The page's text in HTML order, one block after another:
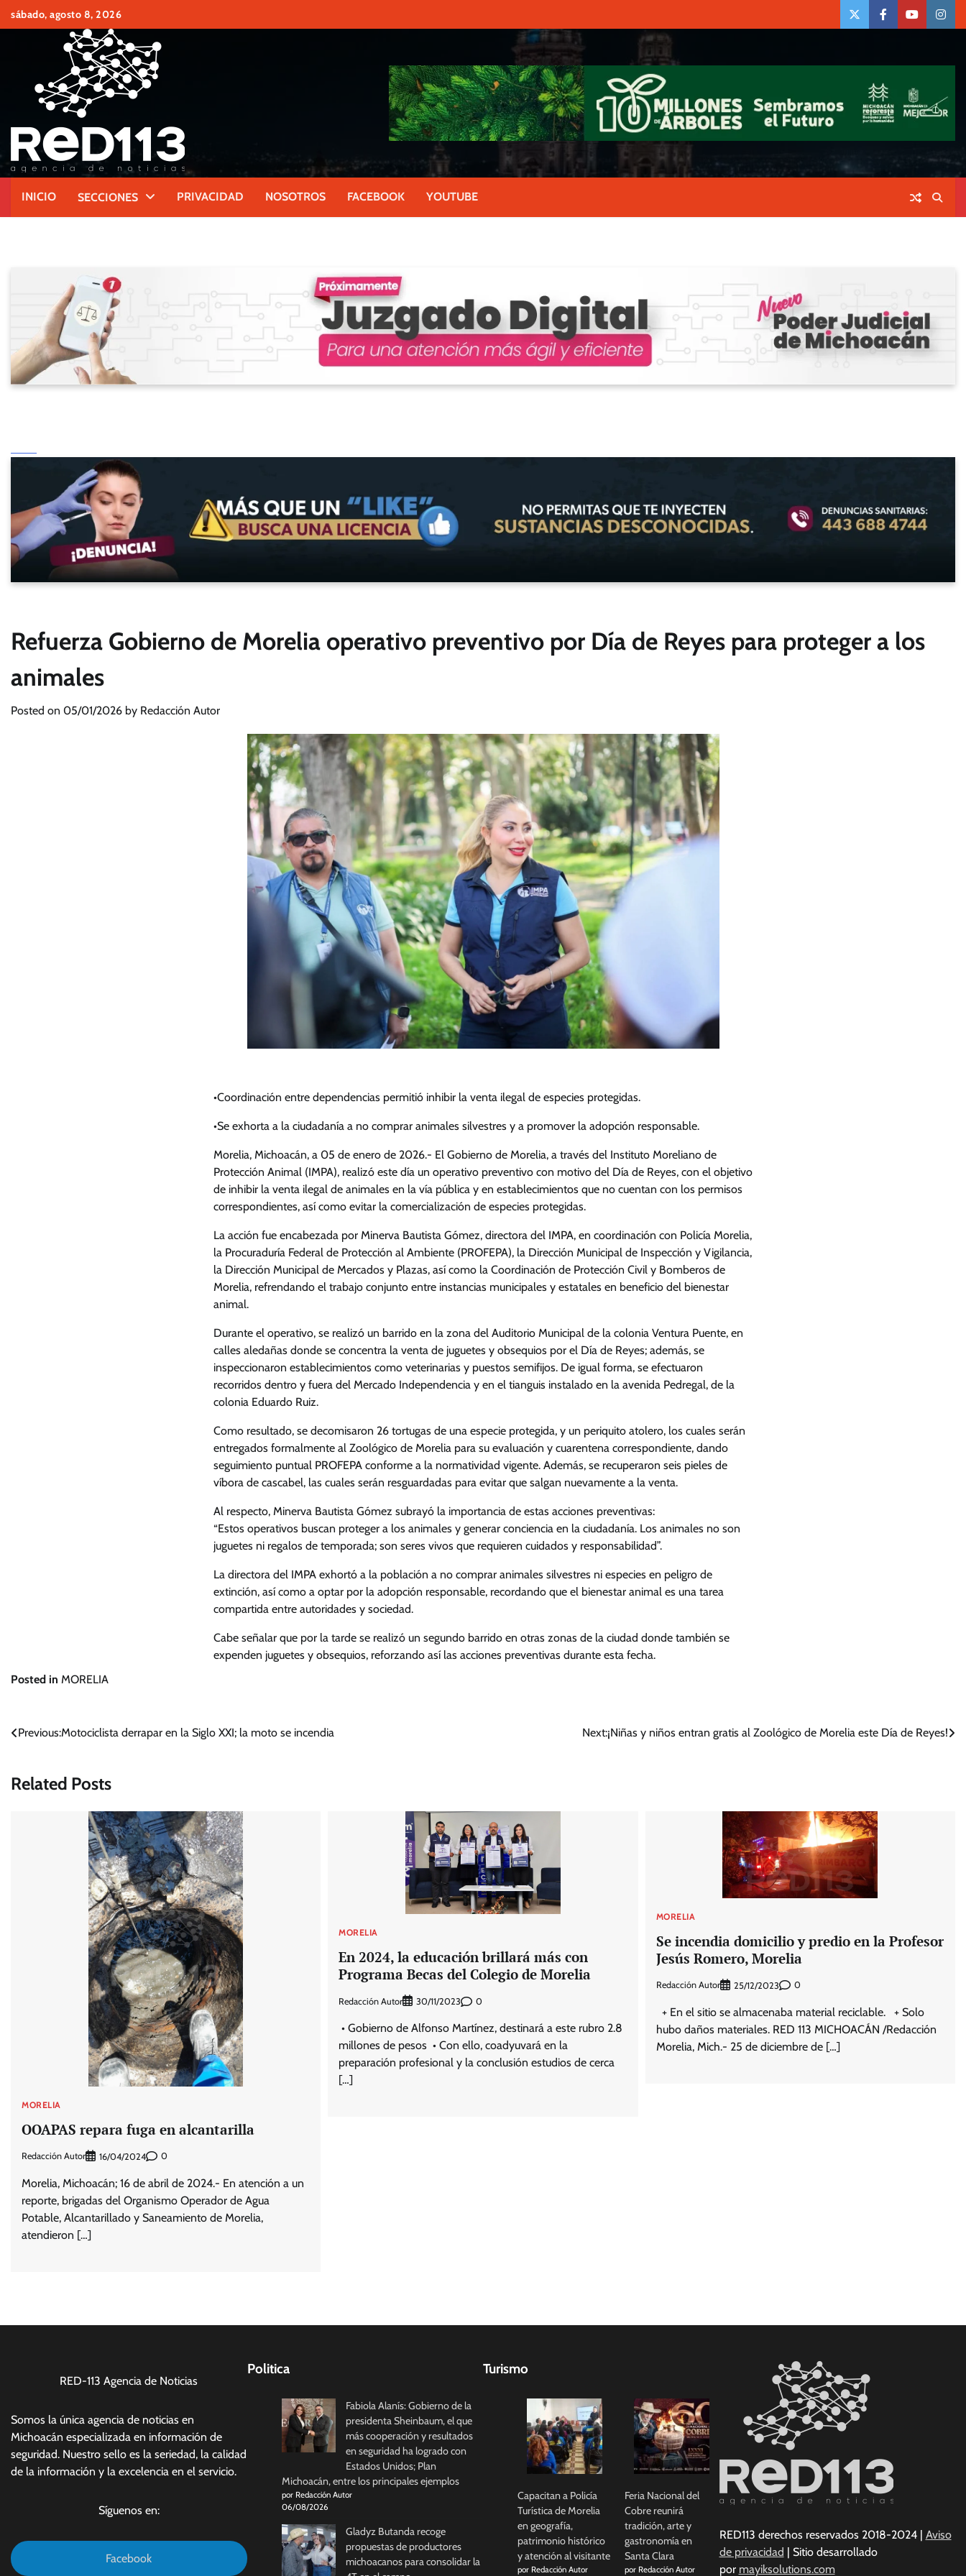
Skipsábado, agosto 8, 2026
twiter Face Youtubeinsta
INICIO SECCIONES PRIVACIDAD NOSOTROS FACEBOOK YOUTUBE
Refuerza Gobierno de Morelia operativo preventivo por Día de Reyes para proteger a los
animales
Posted on 05/01/2026 by Redacción Autor
•Coordinación entre dependencias permitió inhibir la venta ilegal de especies protegidas.
•Se exhorta a la ciudadanía a no comprar animales silvestres y a promover la adopción responsable.
Morelia, Michoacán, a 05 de enero de 2026.- El Gobierno de Morelia, a través del Instituto Moreliano de
Protección Animal (IMPA), realizó este día un operativo preventivo con motivo del Día de Reyes, con el objetivo
de inhibir la venta ilegal de animales en la vía pública y en establecimientos que no cuentan con los permisos
correspondientes, así como evitar la comercialización de especies protegidas.
La acción fue encabezada por Minerva Bautista Gómez, directora del IMPA, en coordinación con Policía Morelia,
la Procuraduría Federal de Protección al Ambiente (PROFEPA), la Dirección Municipal de Inspección y Vigilancia,
la Dirección Municipal de Mercados y Plazas, así como la Coordinación de Protección Civil y Bomberos de
Morelia, refrendando el trabajo conjunto entre instancias municipales y estatales en beneficio del bienestar
animal.
Durante el operativo, se realizó un barrido en la zona del Auditorio Municipal de la colonia Ventura Puente, en
calles aledañas donde se concentra la venta de juguetes y obsequios por el Día de Reyes; además, se
inspeccionaron establecimientos como veterinarias y puestos semifijos. De igual forma, se efectuaron
recorridos dentro y fuera del Mercado Independencia y en el tianguis instalado en la avenida Pedregal, de la
colonia Eduardo Ruiz.
Como resultado, se decomisaron 26 tortugas de una especie protegida, y un periquito atolero, los cuales serán
entregados formalmente al Zoológico de Morelia para su evaluación y cuarentena correspondiente, dando
seguimiento puntual PROFEPA conforme a la normatividad vigente. Además, se recuperaron seis pieles de
víbora de cascabel, las cuales serán resguardadas para evitar que salgan nuevamente a la venta.
Al respecto, Minerva Bautista Gómez subrayó la importancia de estas acciones preventivas:
“Estos operativos buscan proteger a los animales y generar conciencia en la ciudadanía. Los animales no son
juguetes ni regalos de temporada; son seres vivos que requieren cuidados y responsabilidad”.
La directora del IMPA exhortó a la población a no comprar animales silvestres ni especies en peligro de
extinción, así como a optar por la adopción responsable, recordando que el bienestar animal es una tarea
compartida entre autoridades y sociedad.
Cabe señalar que por la tarde se realizó un segundo barrido en otras zonas de la ciudad donde también se
expenden juguetes y obsequios, reforzando así las acciones preventivas durante esta fecha.
Posted in MORELIA
Navegación
entradas
Previous:Motociclista derrapar en la Siglo XXI; la moto se incendia Next:¡Niñas y niños entran gratis al Zoológico de Morelia este Día de Reyes!
Related Posts
MORELIA
OOAPAS repara fuga en alcantarilla
Redacción Autor 16/04/2024 0
Morelia, Michoacán; 16 de abril de 2024.- En atención a un
reporte, brigadas del Organismo Operador de Agua
Potable, Alcantarillado y Saneamiento de Morelia,
atendieron […]
MORELIA
En 2024, la educación brillará más con
Programa Becas del Colegio de Morelia
Redacción Autor 30/11/2023 0
• Gobierno de Alfonso Martínez, destinará a este rubro 2.8
millones de pesos • Con ello, coadyuvará en la
preparación profesional y la conclusión estudios de cerca
[…]
MORELIA
Se incendia domicilio y predio en la Profesor
Jesús Romero, Morelia
Redacción Autor 25/12/2023 0
+ En el sitio se almacenaba material reciclable. + Solo
hubo daños materiales. RED 113 MICHOACÁN /Redacción
Morelia, Mich.- 25 de diciembre de […]
RED-113 Agencia de Noticias
Somos la única agencia de noticias en
Michoacán especializada en información de
seguridad. Nuestro sello es la seriedad, la calidad
de la información y la excelencia en el servicio.
Síguenos en:
Facebook
Politica
Fabiola Alanís: Gobierno de la
presidenta Sheinbaum, el que
más cooperación y resultados
en seguridad ha logrado con
Estados Unidos; Plan
Michoacán, entre los principales ejemplos
por Redacción Autor
06/08/2026
Gladyz Butanda recoge
propuestas de productores
michoacanos para consolidar la
Turismo
Capacitan a Policía
Turística de Morelia
en geografía,
patrimonio histórico
y atención al visitante
por Redacción Autor
Feria Nacional del
Cobre reunirá
tradición, arte y
gastronomía en
Santa Clara
por Redacción Autor
RED113 derechos reservados 2018-2024 | Aviso
de privacidad | Sitio desarrollado
por mayiksolutions.com